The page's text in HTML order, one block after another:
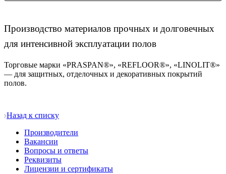
Производство материалов прочных и долговечных
для интенсивной эксплуатации полов
Торговые марки «PRASPAN®», «REFLOOR®», «LINOLIT®»
— для защитных, отделочных и декоративных покрытий
полов.
Назад к списку
Производители
Вакансии
Вопросы и ответы
Реквизиты
Лицензии и сертификаты